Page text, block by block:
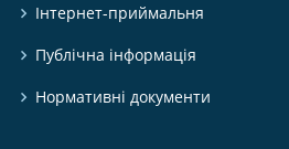
Інтернет-приймальня
Публічна інформація
Нормативні документи